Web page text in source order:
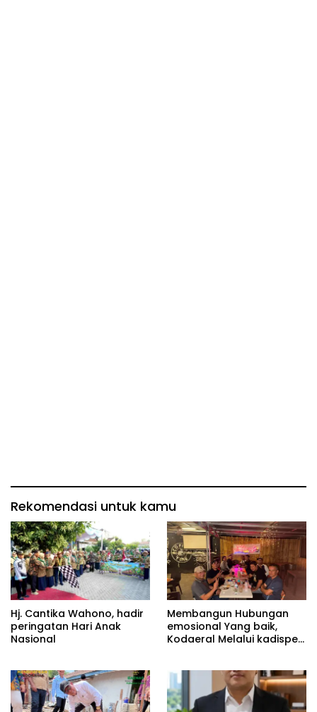
Rekomendasi untuk kamu
Hj. Cantika Wahono, hadir
peringatan Hari Anak
Nasional
Membangun Hubungan
emosional Yang baik,
Kodaeral Melalui kadispen
tidak harus resmi Dengan
suasana Santai lebih
Dekat Dan Harmonis.